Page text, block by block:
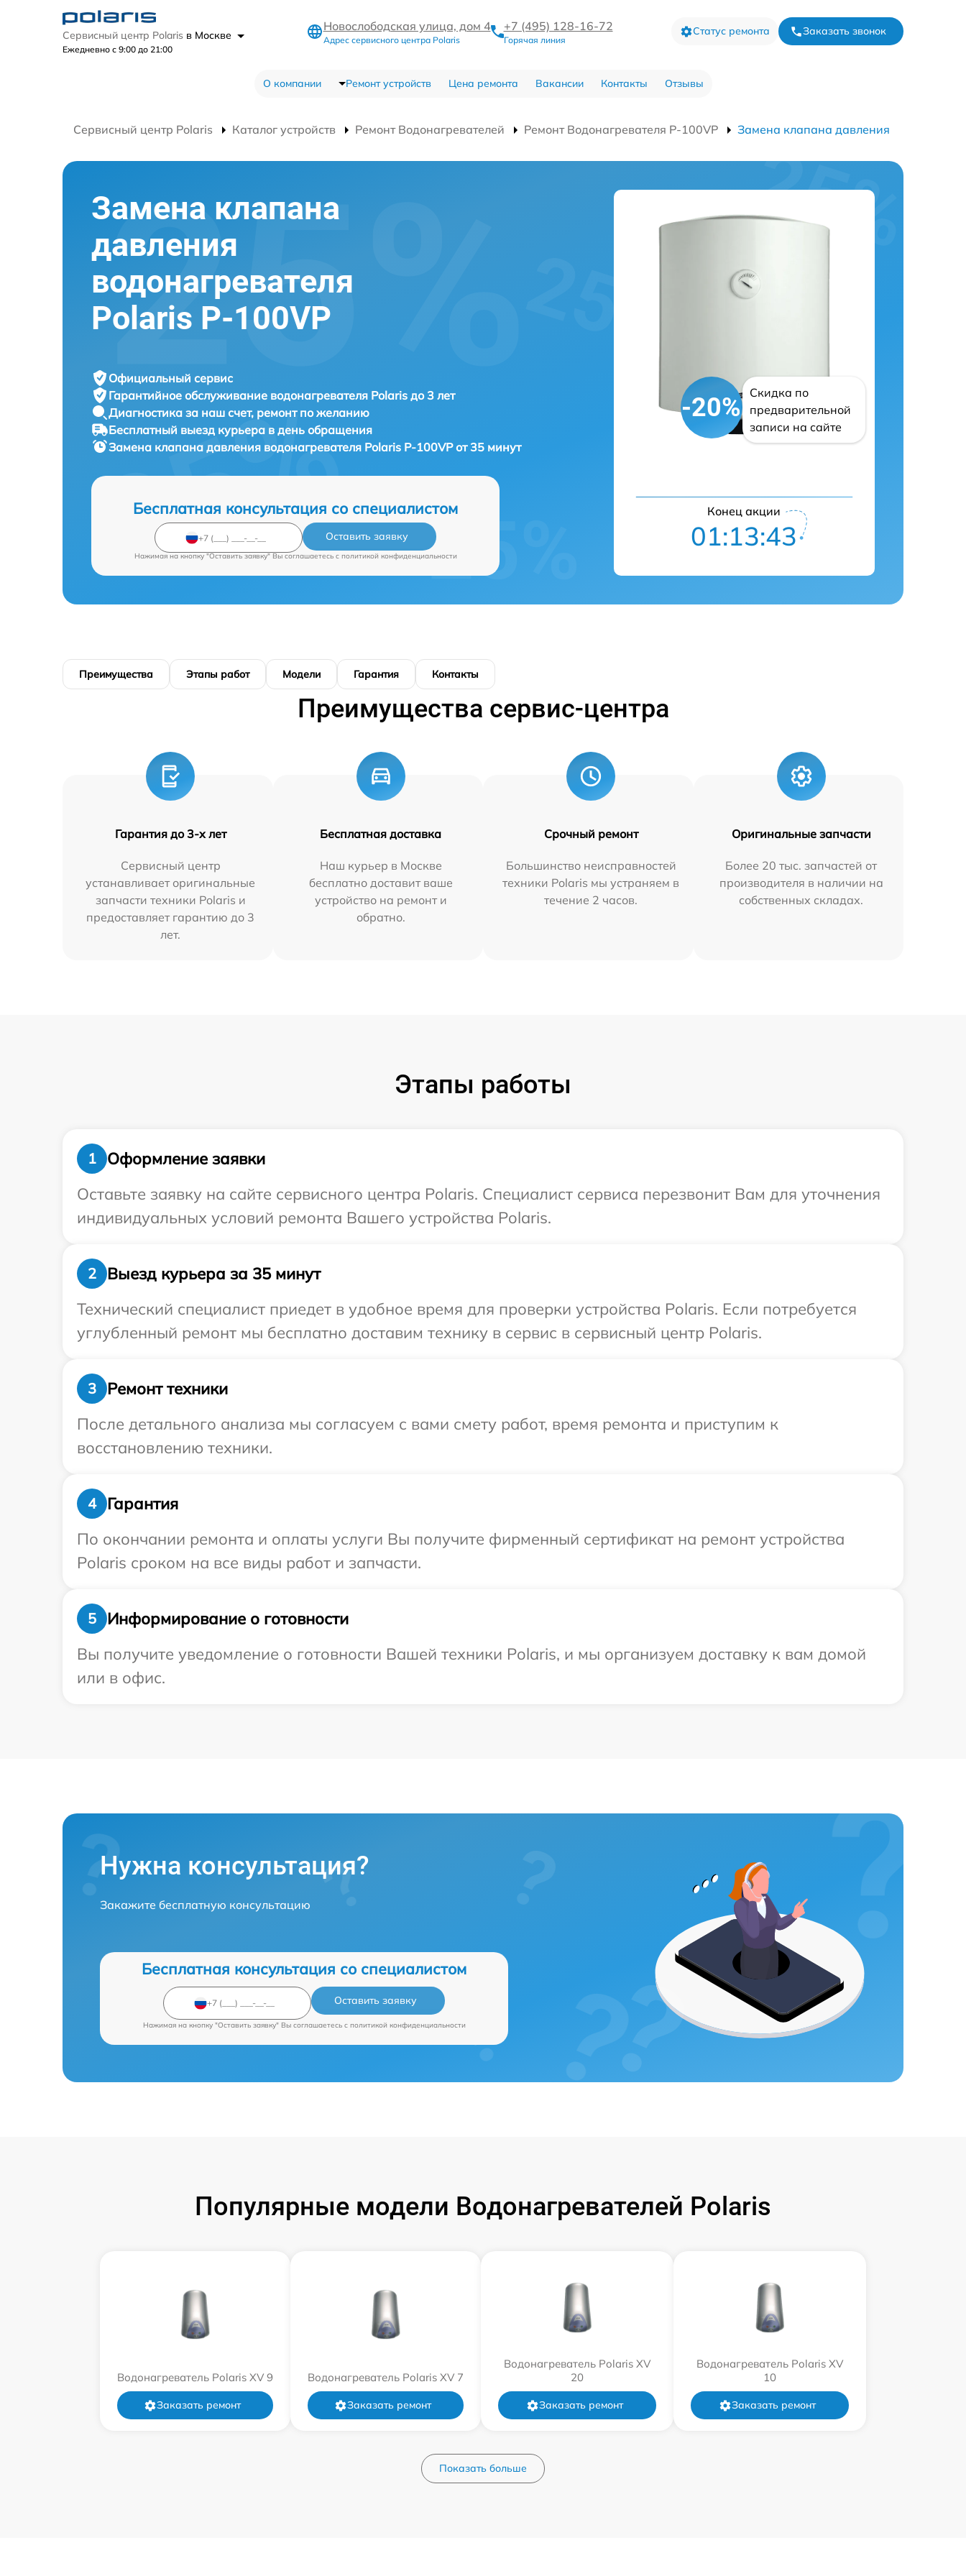
Сервисный центр Polaris в Москве
Ежедневно с 9:00 до 21:00
Новослободская улица, дом 4
Адрес сервисного центра Polaris
+7 (495) 128-16-72
Горячая линия
Статус ремонта Заказать звонок
О компании Ремонт устройств Цена ремонта Вакансии Контакты Отзывы
Сервисный центр Polaris Каталог устройств Ремонт Водонагревателей Ремонт Водонагревателя P-100VP Замена клапана давления
Замена клапана
давления
водонагревателя
Polaris P-100VP
Официальный сервис
Гарантийное обслуживание водонагревателя Polaris до 3 лет
Диагностика за наш счет, ремонт по желанию
Бесплатный выезд курьера в день обращения
Замена клапана давления водонагревателя Polaris P-100VP от 35 минут
Бесплатная консультация со специалистом
Оставить заявку
Нажимая на кнопку "Оставить заявку" Вы соглашаетесь c политикой конфиденциальности
-20%
Скидка по
предварительной
записи на сайте
Конец акции
01:13:42
Преимущества Этапы работ Модели Гарантия Контакты
Преимущества сервис-центра
Гарантия до 3-х лет
Сервисный центр
устанавливает оригинальные
запчасти техники Polaris и
предоставляет гарантию до 3
лет.
Бесплатная доставка
Наш курьер в Москве
бесплатно доставит ваше
устройство на ремонт и
обратно.
Срочный ремонт
Большинство неисправностей
техники Polaris мы устраняем в
течение 2 часов.
Оригинальные запчасти
Более 20 тыс. запчастей от
производителя в наличии на
собственных складах.
Этапы работы
1
Оформление заявки
Оставьте заявку на сайте сервисного центра Polaris. Специалист сервиса перезвонит Вам для уточнения
индивидуальных условий ремонта Вашего устройства Polaris.
2
Выезд курьера за 35 минут
Технический специалист приедет в удобное время для проверки устройства Polaris. Если потребуется
углубленный ремонт мы бесплатно доставим технику в сервис в сервисный центр Polaris.
3
Ремонт техники
После детального анализа мы согласуем с вами смету работ, время ремонта и приступим к
восстановлению техники.
4
Гарантия
По окончании ремонта и оплаты услуги Вы получите фирменный сертификат на ремонт устройства
Polaris сроком на все виды работ и запчасти.
5
Информирование о готовности
Вы получите уведомление о готовности Вашей техники Polaris, и мы организуем доставку к вам домой
или в офис.
Нужна консультация?
Закажите бесплатную консультацию
Бесплатная консультация со специалистом
Оставить заявку
Нажимая на кнопку "Оставить заявку" Вы соглашаетесь c политикой конфиденциальности
Популярные модели Водонагревателей Polaris
Водонагреватель Polaris XV 9
Заказать ремонт
Водонагреватель Polaris XV 7
Заказать ремонт
Водонагреватель Polaris XV
20
Заказать ремонт
Водонагреватель Polaris XV
10
Заказать ремонт
Показать больше